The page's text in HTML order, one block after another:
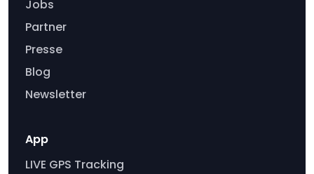
Jobs
Partner
Presse
Blog
Newsletter
App
LIVE GPS Tracking